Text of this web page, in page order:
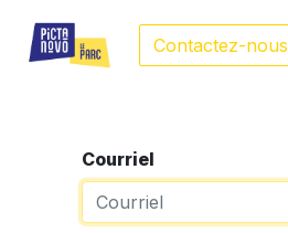
Contactez-nous
Courriel